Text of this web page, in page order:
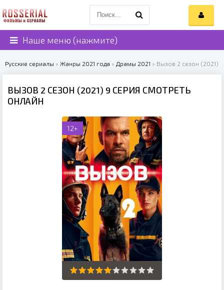
Наше меню (нажмите)
Русские сериалы » Жанры 2021 года » Драмы 2021 » Вызов 2 сезон (2021)
ВЫЗОВ 2 СЕЗОН (2021) 9 СЕРИЯ СМОТРЕТЬ
ОНЛАЙН
12+